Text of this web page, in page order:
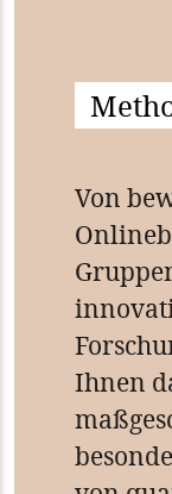
Von
Ihnen